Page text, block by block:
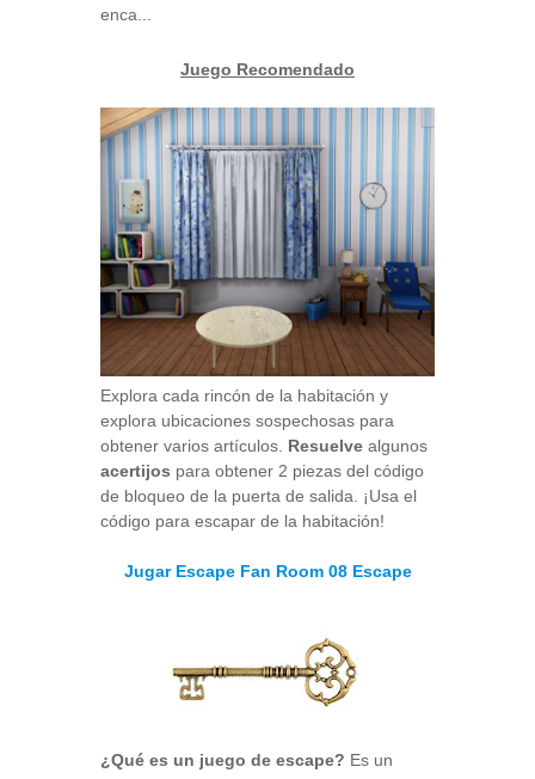
enca...
Juego Recomendado
Explora cada rincón de la habitación y
explora ubicaciones sospechosas para
obtener varios artículos. Resuelve algunos
acertijos para obtener 2 piezas del código
de bloqueo de la puerta de salida. ¡Usa el
código para escapar de la habitación!
Jugar Escape Fan Room 08 Escape
¿Qué es un juego de escape? Es un